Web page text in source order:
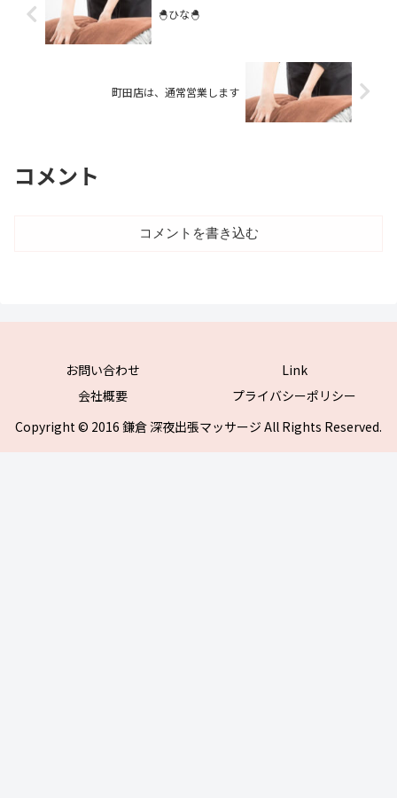
🐣ひな🐣
町田店は、通常営業します
コメント
コメントを書き込む
お問い合わせ
Link
会社概要
プライバシーポリシー
Copyright © 2016 鎌倉 深夜出張マッサージ All Rights Reserved.